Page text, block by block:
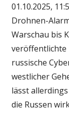
01.10.2025,
Drohnen-
Warschau bis
veröffentlichte
russische
westlicher
lässt
die Russen